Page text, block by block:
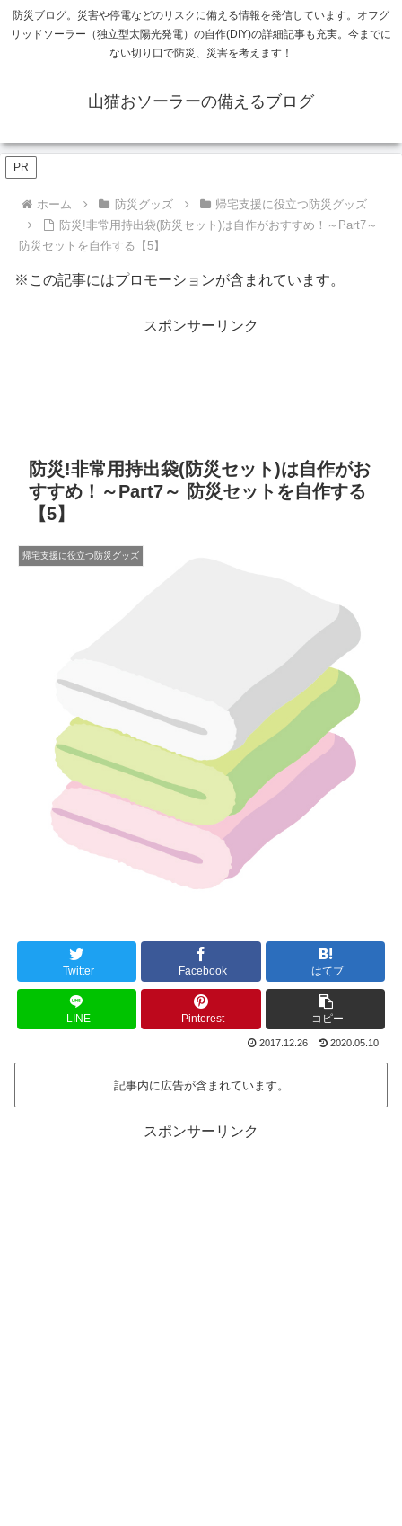
防災ブログ。災害や停電などのリスクに備える情報を発信しています。オフグ
リッドソーラー（独立型太陽光発電）の自作(DIY)の詳細記事も充実。今までに
ない切り口で防災、災害を考えます！
山猫おソーラーの備えるブログ
ホーム 防災グッズ
帰宅支援に役立つ防災グッズ
防災!非常用持出袋(防災セット)は自作がおすすめ！～Part7～
防災セットを自作する【5】
PR
※この記事にはプロモーションが含まれています。
スポンサーリンク
防災!非常用持出袋(防災セット)は自作がお
すすめ！～Part7～ 防災セットを自作する
【5】
帰宅支援に役立つ防災グッズ
Twitter Facebook はてブ
LINE Pinterest コピー
2017.12.26 2020.05.10
記事内に広告が含まれています。
スポンサーリンク